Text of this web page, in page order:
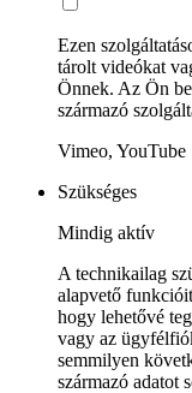
Ezen
tárolt videókat
Önnek. Az Ön
származó
Vimeo, YouTube
Szükséges
Mindig aktív
A technikailag
alapvető
hogy lehetővé
vagy az
semmilyen
származó adatot